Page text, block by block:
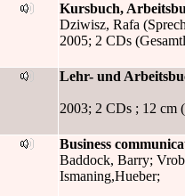
Kursbuch,
Dziwisz, Rafa
2005; 2 CDs
Lehr- und
2003; 2 CDs ; 12 cm
Business
Baddock, Barry;
Ismaning,Hueber;